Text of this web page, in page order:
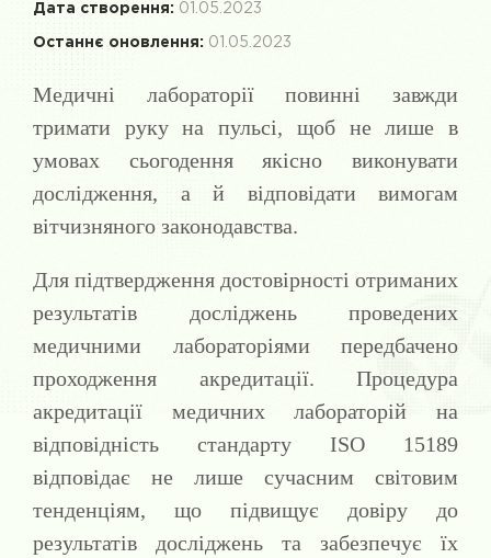
Дата створення: 01.05.2023
Останнє оновлення: 01.05.2023
Медичні лабораторії повинні завжди
тримати руку на пульсі, щоб не лише в
умовах сьогодення якісно виконувати
дослідження, а й відповідати вимогам
вітчизняного законодавства.
Для підтвердження достовірності отриманих
результатів досліджень проведених
медичними лабораторіями передбачено
проходження акредитації. Процедура
акредитації медичних лабораторій на
відповідність стандарту ISO 15189
відповідає не лише сучасним світовим
тенденціям, що підвищує довіру до
результатів досліджень та забезпечує їх